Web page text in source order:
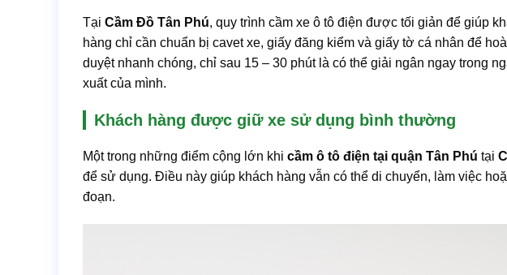
Tại Cầm Đồ Tân Phú, quy trình cầm xe ô tô điện được tối giản để giúp
hàng chỉ cần chuẩn bị cavet xe, giấy đăng kiểm và giấy tờ cá nhân để
duyệt nhanh chóng, chỉ sau 15 – 30 phút là có thể giải ngân ngay trong
xuất của mình.
Khách hàng được giữ xe sử dụng bình thường
Một trong những điểm cộng lớn khi cầm ô tô điện tại quận Tân Phú tại
để sử dụng. Điều này giúp khách hàng vẫn có thể di chuyển, làm việc
đoạn.